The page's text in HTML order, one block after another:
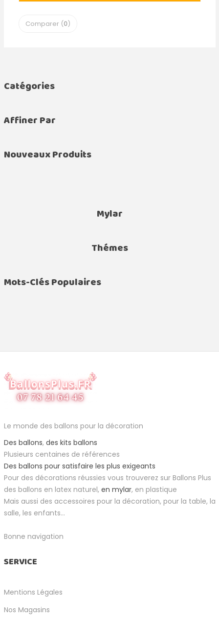
Comparer (0)
Catégories
Affiner Par
Nouveaux Produits
Mylar
Thémes
Mots-Clés Populaires
Le monde des ballons pour la décoration
Des ballons, des kits ballons
Plusieurs centaines de références
Des ballons pour satisfaire les plus exigeants
Pour des décorations réussies vous trouverez sur Ballons Plus
des ballons en latex naturel, en mylar, en plastique
Mais aussi des accessoires pour la décoration, pour la table, la
salle, les enfants...
Bonne navigation
SERVICE
Mentions Légales
Nos Magasins